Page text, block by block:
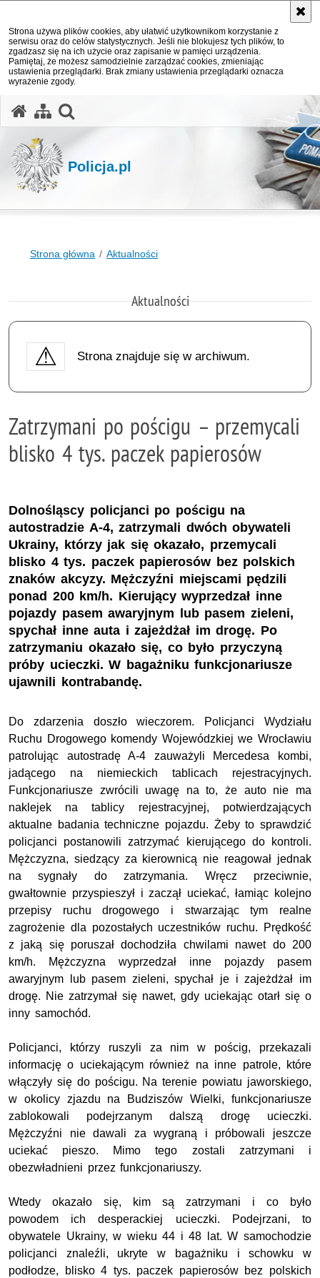
Strona używa plików cookies, aby ułatwić użytkownikom korzystanie z
serwisu oraz do celów statystycznych. Jeśli nie blokujesz tych plików, to
zgadzasz się na ich użycie oraz zapisanie w pamięci urządzenia.
Pamiętaj, że możesz samodzielnie zarządzać cookies, zmieniając
ustawienia przeglądarki. Brak zmiany ustawienia przeglądarki oznacza
wyrażenie zgody.
Policja.pl
Strona główna Aktualności
Aktualności
Strona znajduje się w archiwum.
Zatrzymani po pościgu – przemycali
blisko 4 tys. paczek papierosów
Dolnośląscy policjanci po pościgu na
autostradzie A-4, zatrzymali dwóch obywateli
Ukrainy, którzy jak się okazało, przemycali
blisko 4 tys. paczek papierosów bez polskich
znaków akcyzy. Mężczyźni miejscami pędzili
ponad 200 km/h. Kierujący wyprzedzał inne
pojazdy pasem awaryjnym lub pasem zieleni,
spychał inne auta i zajeżdżał im drogę. Po
zatrzymaniu okazało się, co było przyczyną
próby ucieczki. W bagażniku funkcjonariusze
ujawnili kontrabandę.
Do zdarzenia doszło wieczorem. Policjanci Wydziału
Ruchu Drogowego komendy Wojewódzkiej we Wrocławiu
patrolując autostradę A-4 zauważyli Mercedesa kombi,
jadącego na niemieckich tablicach rejestracyjnych.
Funkcjonariusze zwrócili uwagę na to, że auto nie ma
naklejek na tablicy rejestracyjnej, potwierdzających
aktualne badania techniczne pojazdu. Żeby to sprawdzić
policjanci postanowili zatrzymać kierującego do kontroli.
Mężczyzna, siedzący za kierownicą nie reagował jednak
na sygnały do zatrzymania. Wręcz przeciwnie,
gwałtownie przyspieszył i zaczął uciekać, łamiąc kolejno
przepisy ruchu drogowego i stwarzając tym realne
zagrożenie dla pozostałych uczestników ruchu. Prędkość
z jaką się poruszał dochodziła chwilami nawet do 200
km/h. Mężczyzna wyprzedzał inne pojazdy pasem
awaryjnym lub pasem zieleni, spychał je i zajeżdżał im
drogę. Nie zatrzymał się nawet, gdy uciekając otarł się o
inny samochód.
Policjanci, którzy ruszyli za nim w pościg, przekazali
informację o uciekającym również na inne patrole, które
włączyły się do pościgu. Na terenie powiatu jaworskiego,
w okolicy zjazdu na Budziszów Wielki, funkcjonariusze
zablokowali podejrzanym dalszą drogę ucieczki.
Mężczyźni nie dawali za wygraną i próbowali jeszcze
uciekać pieszo. Mimo tego zostali zatrzymani i
obezwładnieni przez funkcjonariuszy.
Wtedy okazało się, kim są zatrzymani i co było
powodem ich desperackiej ucieczki. Podejrzani, to
obywatele Ukrainy, w wieku 44 i 48 lat. W samochodzie
policjanci znaleźli, ukryte w bagażniku i schowku w
podłodze, blisko 4 tys. paczek papierosów bez polskich